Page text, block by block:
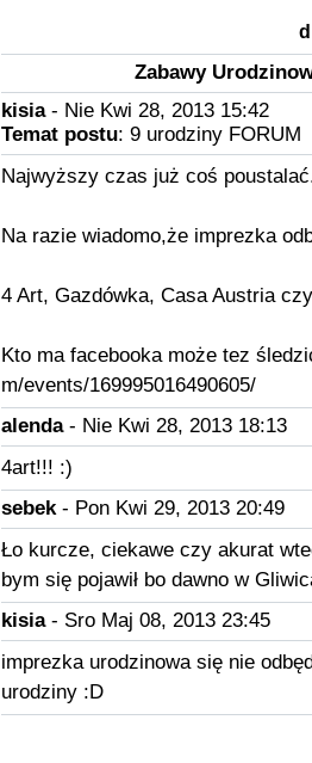
Zabawy
kisia- Nie Kwi 28, 2013 15:42
Temat postu: 9 urodziny FORUM
Najwyższy czas już coś
Na razie wiadomo,że imprezka
4 Art, Gazdówka, Casa Austria
Kto ma facebooka może tez
m/events/169995016490605/
alenda- Nie Kwi 28, 2013 18:13
4art!!! :)
sebek- Pon Kwi 29, 2013 20:49
Ło kurcze, ciekawe czy akurat
bym się pojawił bo dawno w
kisia- Sro Maj 08, 2013 23:45
imprezka urodzinowa się nie
urodziny :D